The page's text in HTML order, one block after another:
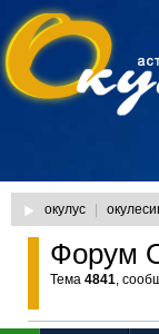
окулус
Форум
Тема 4841,